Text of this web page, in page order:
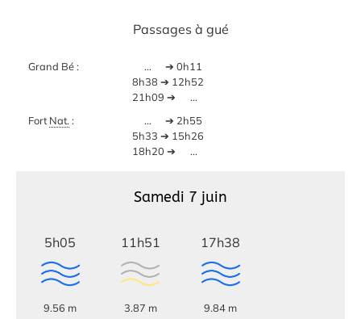
Passages à gué
Grand Bé : ...
➔ 0h11
8h38 ➔ 12h52
21h09 ➔
...
Fort Nat. : ...
➔ 2h55
5h33 ➔ 15h26
18h20 ➔
...
Samedi 7 juin
5h05
9.56 m
11h51
3.87 m
17h38
9.84 m